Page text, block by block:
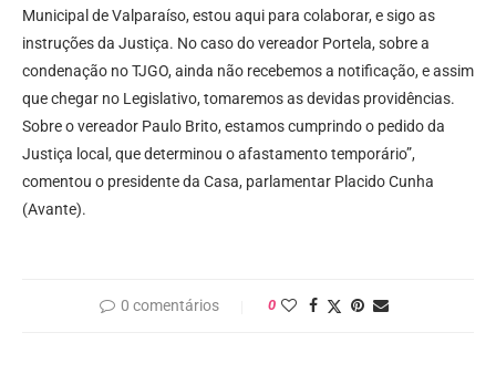
Municipal de Valparaíso, estou aqui para colaborar, e sigo as
instruções da Justiça. No caso do vereador Portela, sobre a
condenação no TJGO, ainda não recebemos a notificação, e assim
que chegar no Legislativo, tomaremos as devidas providências.
Sobre o vereador Paulo Brito, estamos cumprindo o pedido da
Justiça local, que determinou o afastamento temporário”,
comentou o presidente da Casa, parlamentar Placido Cunha
(Avante).
0 comentários 0